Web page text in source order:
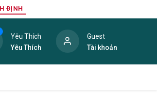
ĐỊNH
Yêu Thích
Yêu Thích
Guest
Tài khoản